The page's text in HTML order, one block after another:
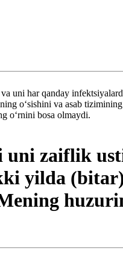
uni har qanday
o‘sishini va asab
o‘rnini bosa olmaydi.
uni zaiflik
yilda